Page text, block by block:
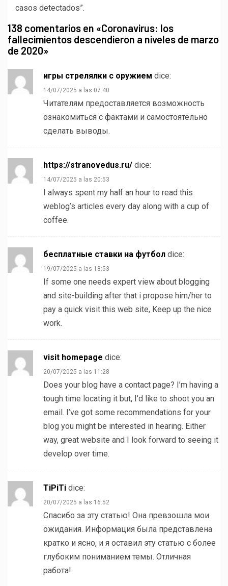
casos detectados”.
138 comentarios en «Coronavirus: los
fallecimientos descendieron a niveles de marzo
de 2020»
игры стрелялки с оружием dice:
14/07/2025 a las 07:40
Читателям предоставляется возможность
ознакомиться с фактами и самостоятельно
сделать выводы.
https://stranovedus.ru/ dice:
14/07/2025 a las 20:53
I always spent my half an hour to read this
weblog’s articles every day along with a cup of
coffee.
бесплатные ставки на футбол dice:
19/07/2025 a las 18:53
If some one needs expert view about blogging
and site-building after that i propose him/her to
pay a quick visit this web site, Keep up the nice
work.
visit homepage dice:
20/07/2025 a las 11:28
Does your blog have a contact page? I’m having a
tough time locating it but, I’d like to shoot you an
email. I’ve got some recommendations for your
blog you might be interested in hearing. Either
way, great website and I look forward to seeing it
develop over time.
TiPiTi dice:
20/07/2025 a las 16:52
Спасибо за эту статью! Она превзошла мои
ожидания. Информация была представлена
кратко и ясно, и я оставил эту статью с более
глубоким пониманием темы. Отличная
работа!